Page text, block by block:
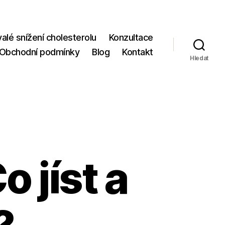
snížení cholesterolu
Konzultace
podmínky
Blog Kontakt
Hledat
jíst a